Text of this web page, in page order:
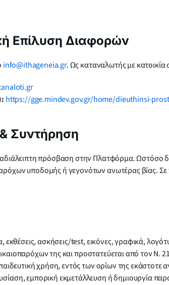
Επίλυση Διαφορών
info@ithageneia.gr. Ως καταναλωτής με κατοικία
https://gge.mindev.gov.gr/home/dieuthinsi-
Συντήρηση
πρόσβαση στην Πλατφόρμα. Ωστόσο
υποδομής ή γεγονότων ανωτέρας βίας. Σε
ασκήσεις/test, εικόνες, γραφικά,
της και προστατεύεται από τον Ν.
χρήση, εντός των ορίων της
εμπορική εκμετάλλευση ή δημιουργία